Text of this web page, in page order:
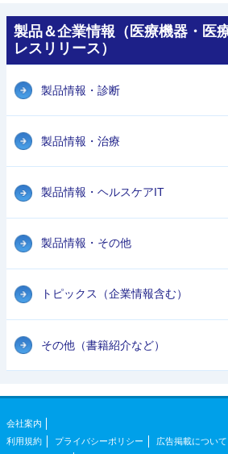
製品＆企業情報（医療機器・医
レスリリース）
製品情報・診断
製品情報・治療
製品情報・ヘルスケアIT
製品情報・その他
トピックス（企業情報含む）
その他（書籍紹介など）
会社案内
利用規約
プライバシーポリシー
広告掲載について